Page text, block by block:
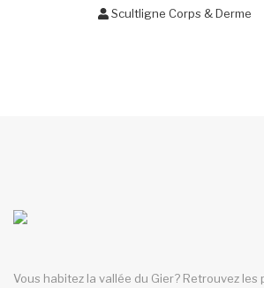
Scultligne Corps & Derme
Vous habitez la vallée du Gier? Retrouvez les